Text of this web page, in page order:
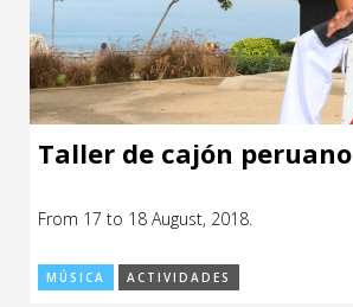
Taller de cajón peruano
From 17 to 18 August, 2018.
MÚSICA ACTIVIDADES